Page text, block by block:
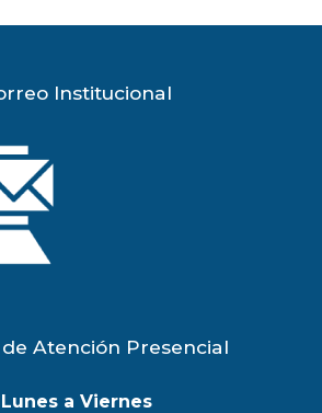
Institucional
Atención Presencial
Lunes a Viernes